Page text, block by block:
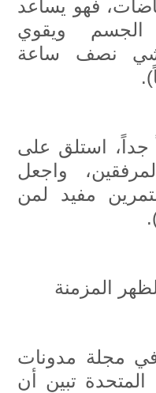
فهو يساعد
ويقوي
نصف ساعة
جداً، استلق على
واجعل
مفيد لمن
المزمنة
مجلة مدونات
المتحدة تبين أن